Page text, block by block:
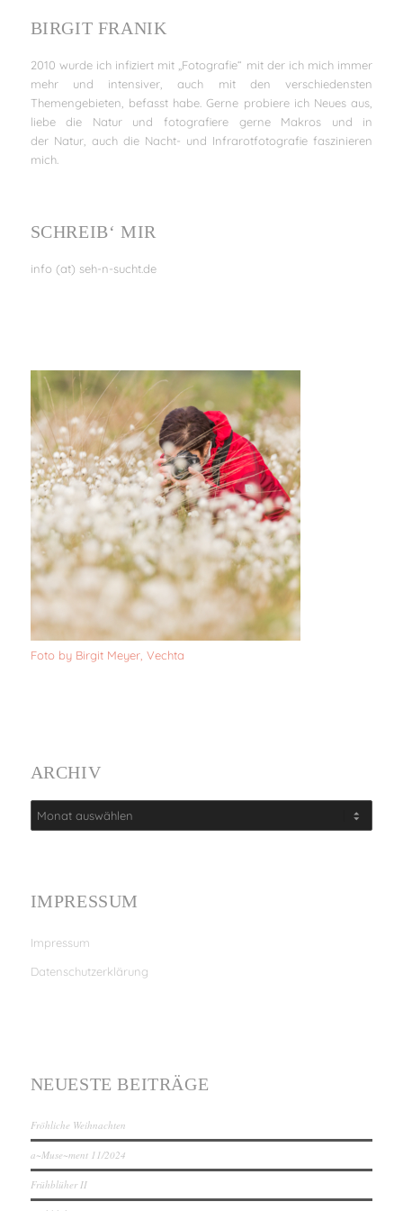
BIRGIT FRANIK
2010 wurde ich infiziert mit „Fotografie“ mit der ich mich immer
mehr und intensiver, auch mit den verschiedensten
Themengebieten, befasst habe. Gerne probiere ich Neues aus,
liebe die Natur und fotografiere gerne Makros und in
der Natur, auch die Nacht- und Infrarotfotografie faszinieren
mich.
SCHREIB‘ MIR
info (at) seh-n-sucht.de
Foto by Birgit Meyer, Vechta
ARCHIV
IMPRESSUM
Impressum
Datenschutzerklärung
NEUESTE BEITRÄGE
Fröhliche Weihnachten
a~Muse~ment 11/2024
Frühblüher II